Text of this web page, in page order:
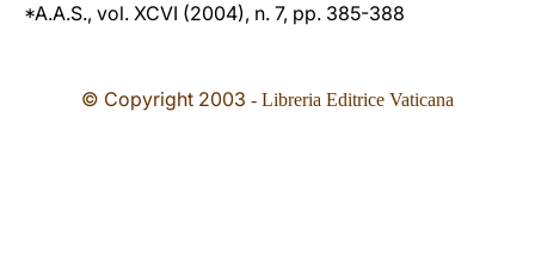
*A.A.S., vol. XCVI (2004), n. 7, pp. 385-388
© Copyright 2003 - Libreria Editrice Vaticana